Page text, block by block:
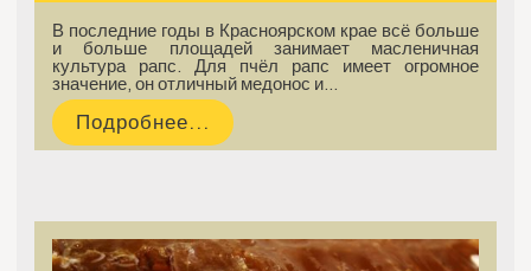
В последние годы в Красноярском крае всё больше
и больше площадей занимает масленичная
культура рапс. Для пчёл рапс имеет огромное
значение, он отличный медонос и…
Подробнее...